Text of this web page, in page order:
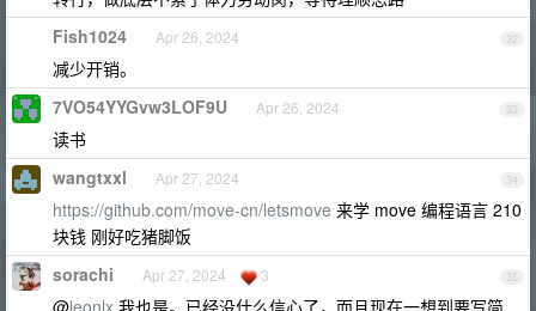
32
Fish1024 Apr 26, 2024
减少开销。
33
7VO54YYGvw3LOF9U Apr 26, 2024
读书
34
wangtxxl Apr 27, 2024
https://github.com/move-cn/letsmove 来学 move 编程语言 210
块钱 刚好吃猪脚饭
35
sorachi Apr 27, 2024 3
@leonlx 我也是。已经没什么信心了，而且现在一想到要写简